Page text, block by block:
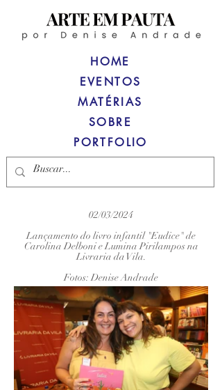
HOME
MATÉRIAS
SOBRE
PORTFOLIO
EVENTOS
02/03/2024
Lançamento do livro infantil "Eudice" de
Carolina Delboni e Lumina Pirilampos na
Livraria da Vila.
Fotos: Denise Andrade